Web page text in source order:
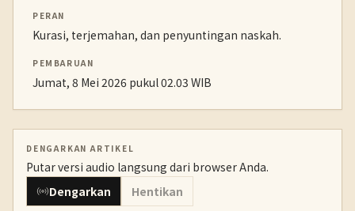
PERAN
Kurasi, terjemahan, dan penyuntingan naskah.
PEMBARUAN
Jumat, 8 Mei 2026 pukul 02.03 WIB
DENGARKAN ARTIKEL
Putar versi audio langsung dari browser Anda.
Dengarkan
Hentikan